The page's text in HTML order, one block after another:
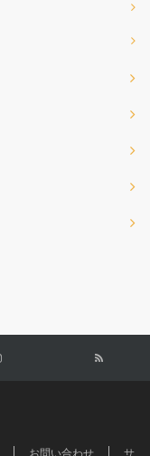
お問い合わせ サ